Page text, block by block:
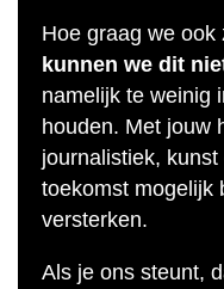
Hoe graag we ook
kunnen we dit
namelijk te weinig
houden. Met jouw
journalistiek,
toekomst mogelijk
versterken.
Als je ons steunt,